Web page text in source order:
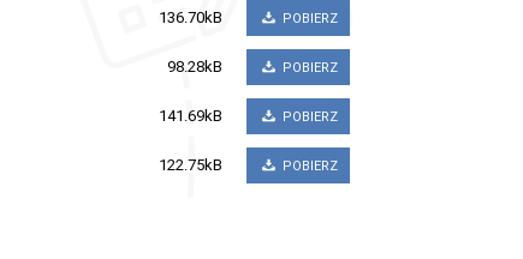
136.70kB POBIERZ
98.28kB POBIERZ
141.69kB POBIERZ
122.75kB POBIERZ